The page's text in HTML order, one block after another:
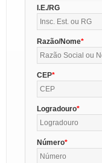
I.E./RG
Razão/Nome
CEP
Logradouro
Número